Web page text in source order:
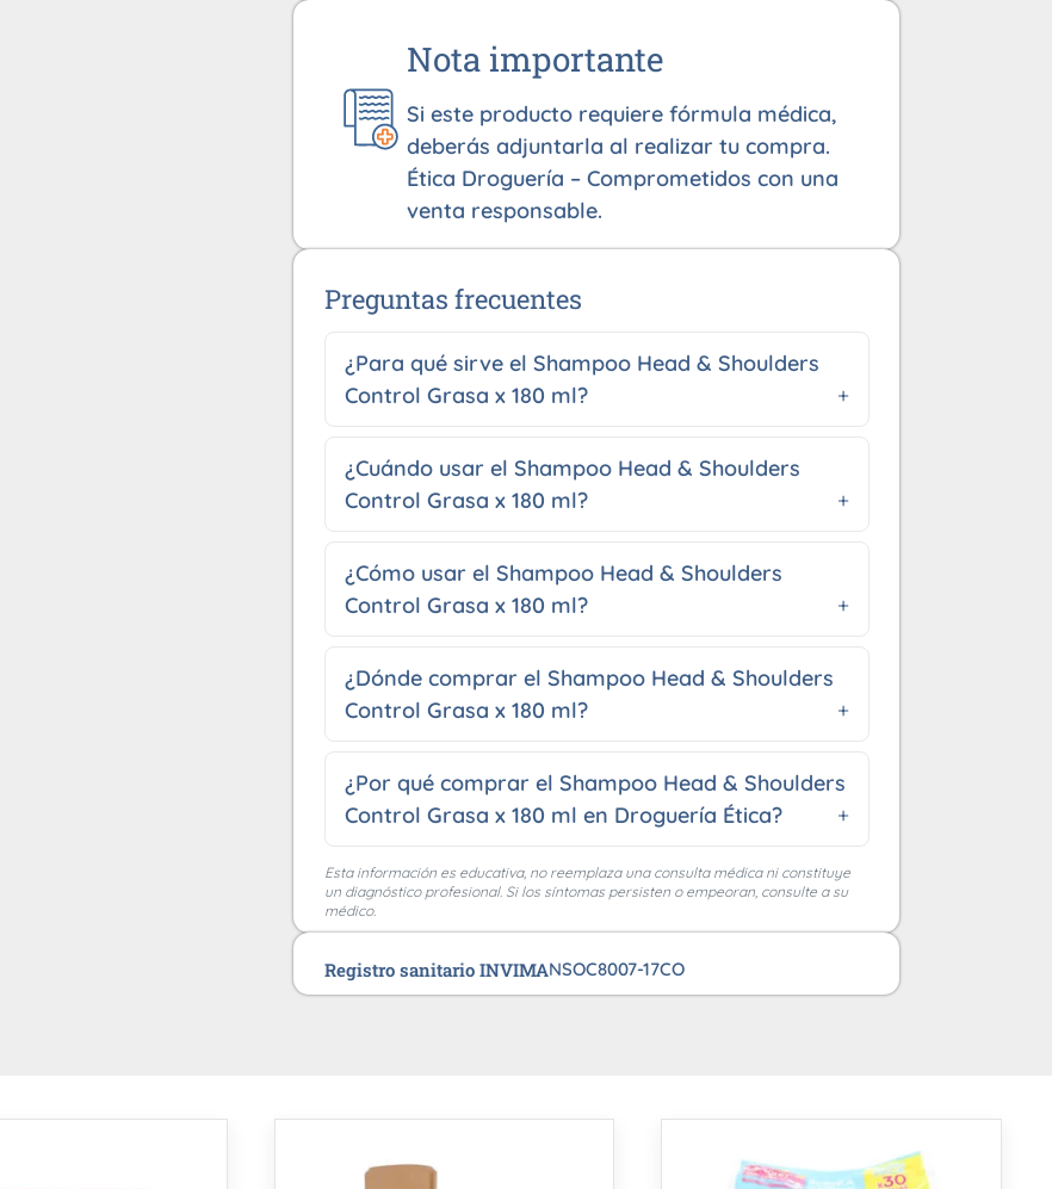
Nota importante
Si este producto requiere fórmula médica,
deberás adjuntarla al realizar tu compra.
Ética Droguería – Comprometidos con una
venta responsable.
Preguntas frecuentes
¿Para qué sirve el Shampoo Head & Shoulders
Control Grasa x 180 ml?
¿Cuándo usar el Shampoo Head & Shoulders
Control Grasa x 180 ml?
¿Cómo usar el Shampoo Head & Shoulders
Control Grasa x 180 ml?
¿Dónde comprar el Shampoo Head & Shoulders
Control Grasa x 180 ml?
¿Por qué comprar el Shampoo Head & Shoulders
Control Grasa x 180 ml en Droguería Ética?
Esta información es educativa, no reemplaza una consulta médica ni constituye
un diagnóstico profesional. Si los síntomas persisten o empeoran, consulte a su
médico.
Registro sanitario INVIMANSOC8007-17CO